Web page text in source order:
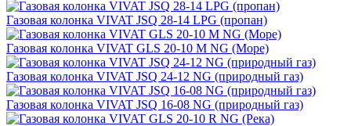
Газовая колонка VIVAT JSQ 28-14 LPG (пропан)
Газовая колонка VIVAT GLS 20-10 M NG (Море)
Газовая колонка VIVAT JSQ 24-12 NG (природный газ)
Газовая колонка VIVAT JSQ 16-08 NG (природный газ)